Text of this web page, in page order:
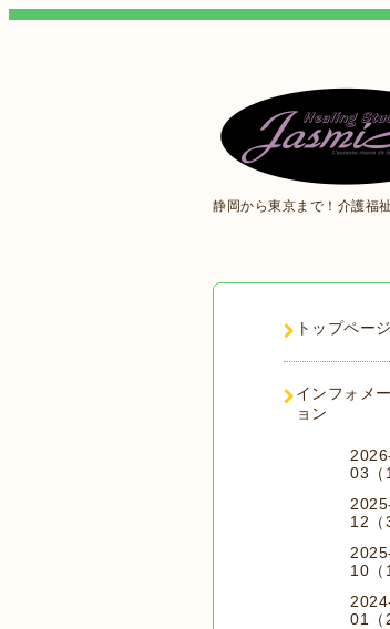
静岡から東京まで！介護福
トップページ
インフォメ
ョン
03（
12（
10（
01（